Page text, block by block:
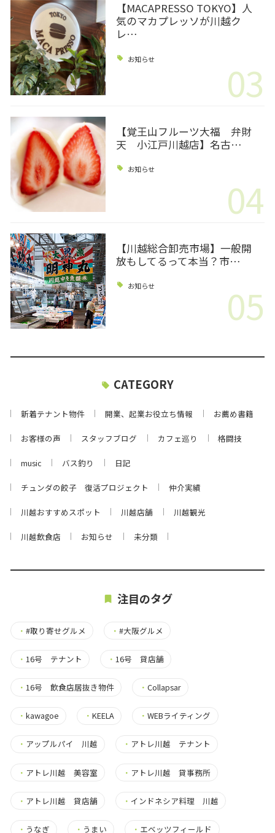
【MACAPRESSO TOKYO】人
気のマカプレッソが川越ク
レ…
お知らせ 03
【覚王山フルーツ大福 弁財
天 小江戸川越店】名古…
お知らせ
04
【川越総合卸売市場】一般開
放もしてるって本当？市…
お知らせ 05
CATEGORY
新着テナント物件 開業、起業お役立ち情報 お薦め書籍
お客様の声 スタッフブログ カフェ巡り 格闘技
music バス釣り 日記
チュンダの餃子 復活プロジェクト 仲介実績
川越おすすめスポット 川越店舗 川越観光
川越飲食店 お知らせ 未分類
注目のタグ
・ #取り寄せグルメ ・#大阪グルメ
・ 16号 テナント ・16号 貸店舗
・ 16号 飲食店居抜き物件 ・Collapsar
・ kawagoe ・KEELA ・WEBライティング
・ アップルパイ 川越 ・ アトレ川越 テナント
・ アトレ川越 美容室 ・ アトレ川越 貸事務所
・ アトレ川越 貸店舗 ・ インドネシア料理 川越
・ うなぎ ・ うまい ・ エベッツフィールド